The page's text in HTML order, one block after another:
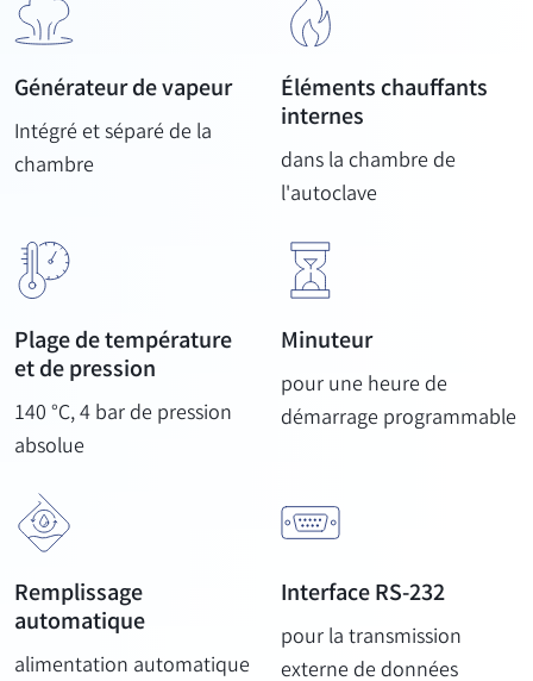
Générateur de vapeur
Intégré et séparé de la
chambre
Éléments chauffants
internes
dans la chambre de
l'autoclave
Plage de température
et de pression
140 °C, 4 bar de pression
absolue
Minuteur
pour une heure de
démarrage programmable
Remplissage
automatique
alimentation automatique
Interface RS-232
pour la transmission
externe de données